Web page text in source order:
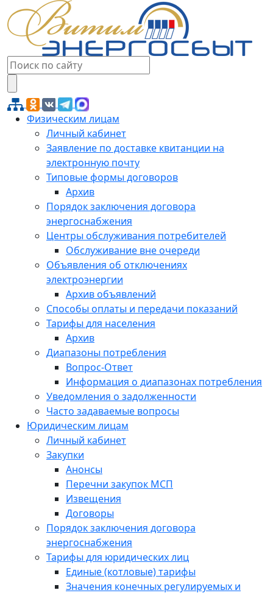
Физическим лицам
Личный кабинет
Заявление по доставке квитанции на
электронную почту
Типовые формы договоров
Архив
Порядок заключения договора
энергоснабжения
Центры обслуживания потребителей
Обслуживание вне очереди
Объявления об отключениях
электроэнергии
Архив объявлений
Способы оплаты и передачи показаний
Тарифы для населения
Архив
Диапазоны потребления
Вопрос-Ответ
Информация о диапазонах потребления
Уведомления о задолженности
Часто задаваемые вопросы
Юридическим лицам
Личный кабинет
Закупки
Анонсы
Перечни закупок МСП
Извещения
Договоры
Порядок заключения договора
энергоснабжения
Тарифы для юридических лиц
Единые (котловые) тарифы
Значения конечных регулируемых и